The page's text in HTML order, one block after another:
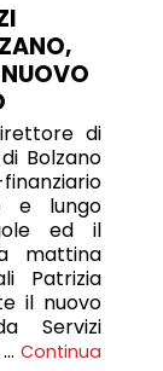
di
Bolzano
e lungo
ed il
mattina
Patrizia
il nuovo
Servizi
…Continua